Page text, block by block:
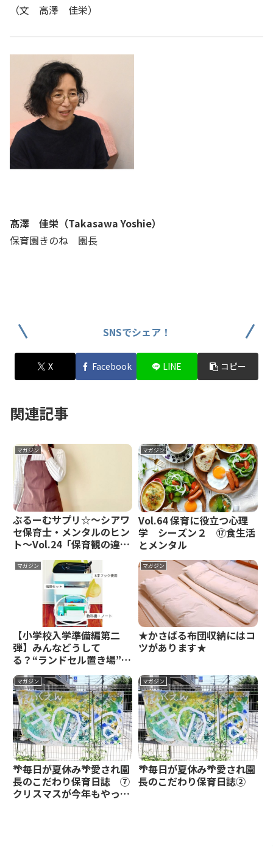
（文 高澤 佳栄）
髙澤 佳栄（Takasawa Yoshie）
保育園きのね 園長
SNSでシェア！
X Facebook LINE コピー
関連記事
マガジン
ぶるーむサプリ☆～シアワ
セ保育士・メンタルのヒン
ト～Vol.24「保育観の違
す……心理学の視点から⑩
その他の認知バイアス「社
会的妥当性」～
マガジン
Vol.64 保育に役立つ心理
学 シーズン２ ⑰食生活
とメンタル
マガジン
【小学校入学準備編第二
弾】みんなどうして
る？“ランドセル置き場”に
ついて
マガジン
★かさばる布団収納にはコ
ツがあります★
マガジン
🌴毎日が夏休み🌴愛され園
長のこだわり保育日誌 ⑦
クリスマスが今年もやって
マガジン
🌴毎日が夏休み🌴愛され園
長のこだわり保育日誌②